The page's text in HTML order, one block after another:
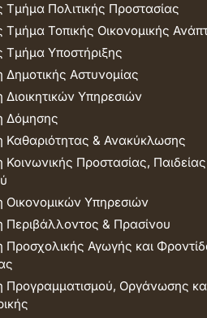
Τμήμα Πολιτικής Προστασίας
Τμήμα Τοπικής Οικονομικής
Τμήμα Υποστήριξης
Δημοτικής Αστυνομίας
Διοικητικών Υπηρεσιών
Δόμησης
Καθαριότητας & Ανακύκλωσης
Κοινωνικής Προστασίας, Παιδείας
Οικονομικών Υπηρεσιών
Περιβάλλοντος & Πρασίνου
Προσχολικής Αγωγής και
Προγραμματισμού, Οργάνωσης